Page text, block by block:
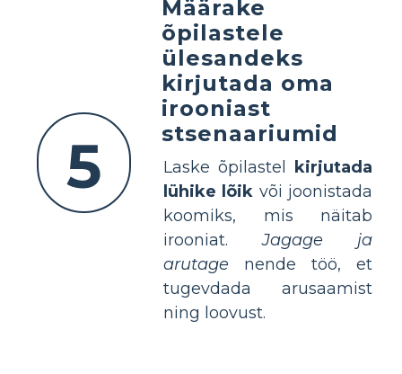
5
Määrake
õpilastele
ülesandeks
kirjutada oma
irooniast
stsenaariumid
Laske õpilastel
kirjutada
lühike lõik või joonistada
koomiks, mis näitab
irooniat.Jagage ja
arutage nende töö, et
tugevdada arusaamist
ning loovust.